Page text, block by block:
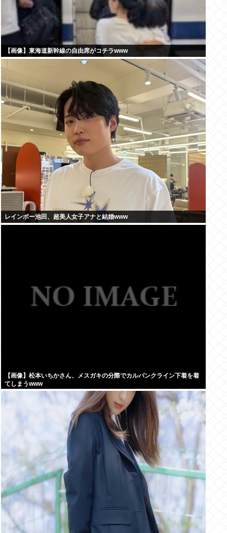
【画像】東海道新幹線の自由席がコチラwww
レインボー池田、超美人女子アナと結婚www
【画像】松本いちかさん、メスガキの分際でカルバンクライン下着を着
てしまうwww